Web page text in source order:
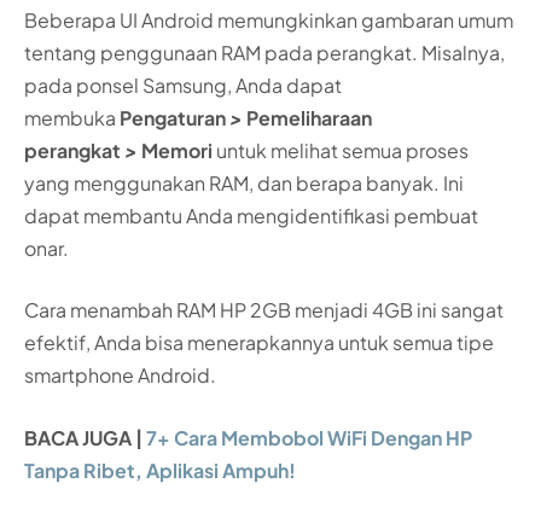
Beberapa UI Android memungkinkan gambaran umum
tentang penggunaan RAM pada perangkat. Misalnya,
pada ponsel Samsung, Anda dapat
membuka Pengaturan> Pemeliharaan
perangkat > Memori untuk melihat semua proses
yang menggunakan RAM, dan berapa banyak. Ini
dapat membantu Anda mengidentifikasi pembuat
onar.
Cara menambah RAM HP 2GB menjadi 4GB ini sangat
efektif, Anda bisa menerapkannya untuk semua tipe
smartphone Android.
BACA JUGA | 7+ Cara Membobol WiFi Dengan HP
Tanpa Ribet, Aplikasi Ampuh!